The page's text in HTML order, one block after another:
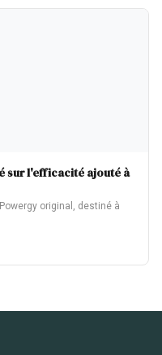
sur l'efficacité ajouté à
original, destiné à